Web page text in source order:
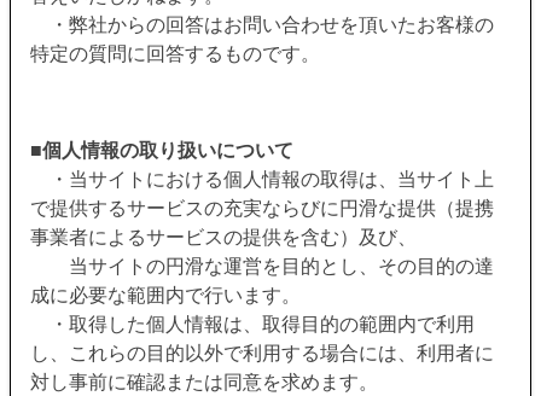
・弊社からの回答はお問い合わせを頂いたお客様の
特定の質問に回答するものです。
■個人情報の取り扱いについて
・当サイトにおける個人情報の取得は、当サイト上
で提供するサービスの充実ならびに円滑な提供（提携
事業者によるサービスの提供を含む）及び、
当サイトの円滑な運営を目的とし、その目的の達
成に必要な範囲内で行います。
・取得した個人情報は、取得目的の範囲内で利用
し、これらの目的以外で利用する場合には、利用者に
対し事前に確認または同意を求めます。